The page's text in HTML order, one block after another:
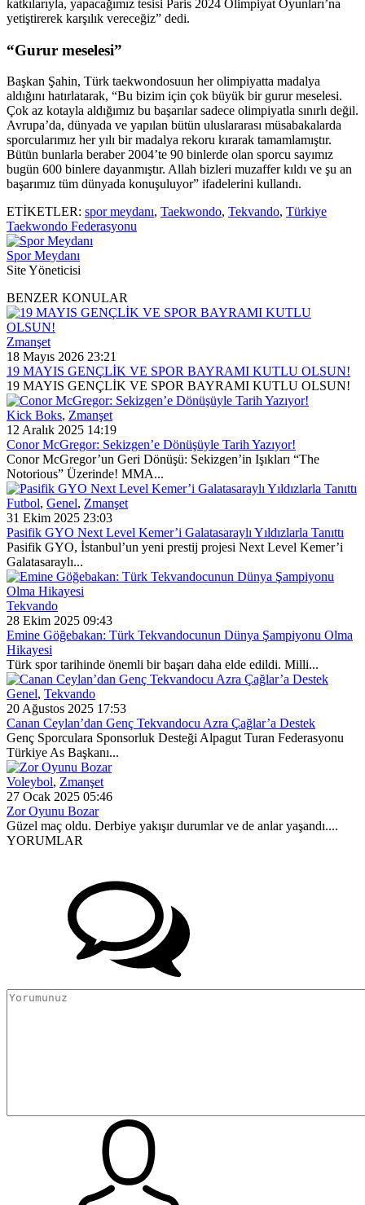
katkılarıyla, yapacağımız tesisi Paris 2024 Olimpiyat Oyunları’na
yetiştirerek karşılık vereceğiz” dedi.
“Gurur meselesi”
Başkan Şahin, Türk taekwondosuun her olimpiyatta madalya
aldığını hatırlatarak, “Bu bizim için çok büyük bir gurur meselesi.
Çok az kotayla aldığımız bu başarılar sadece olimpiyatla sınırlı değil.
Avrupa’da, dünyada ve yapılan bütün uluslararası müsabakalarda
sporcularımız her yılı bir madalya rekoru kırarak tamamlamıştır.
Bütün bunlarla beraber 2004’te 90 binlerde olan sporcu sayımız
bugün 600 binlere dayanmıştır. Allah bizleri muzaffer kıldı ve şu an
başarımız tüm dünyada konuşuluyor” ifadelerini kullandı.
ETİKETLER: spor meydanı, Taekwondo, Tekvando, Türkiye
Taekwondo Federasyonu
Spor Meydanı
Site Yöneticisi
BENZER KONULAR
Zmanşet
18 Mayıs 2026 23:21
19 MAYIS GENÇLİK VE SPOR BAYRAMI KUTLU OLSUN!
19 MAYIS GENÇLİK VE SPOR BAYRAMI KUTLU OLSUN!
Kick Boks, Zmanşet
12 Aralık 2025 14:19
Conor McGregor: Sekizgen’e Dönüşüyle Tarih Yazıyor!
Conor McGregor’un Geri Dönüşü: Sekizgen’in Işıkları “The
Notorious” Üzerinde! MMA...
Futbol, Genel, Zmanşet
31 Ekim 2025 23:03
Pasifik GYO Next Level Kemer’i Galatasaraylı Yıldızlarla Tanıttı
Pasifik GYO, İstanbul’un yeni prestij projesi Next Level Kemer’i
Galatasaraylı...
Tekvando
28 Ekim 2025 09:43
Emine Göğebakan: Türk Tekvandocunun Dünya Şampiyonu Olma
Hikayesi
Türk spor tarihinde önemli bir başarı daha elde edildi. Milli...
Genel, Tekvando
20 Ağustos 2025 17:53
Canan Ceylan’dan Genç Tekvandocu Azra Çağlar’a Destek
Genç Sporculara Sponsorluk Desteği Alpagut Turan Federasyonu
Türkiye As Başkanı...
Voleybol, Zmanşet
27 Ocak 2025 05:46
Zor Oyunu Bozar
Güzel maç oldu. Derbiye yakışır durumlar ve de anlar yaşandı....
YORUMLAR